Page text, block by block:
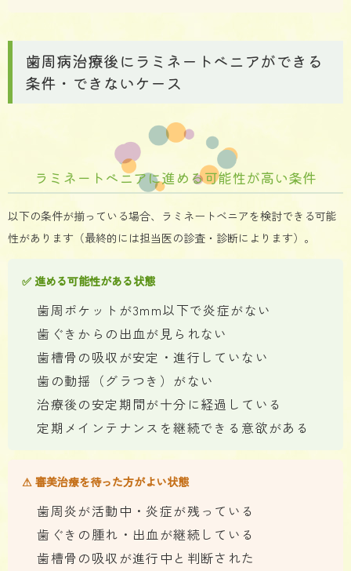
歯周病治療後にラミネートベニアができる
条件・できないケース
ラミネートベニアに進める可能性が高い条件
以下の条件が揃っている場合、ラミネートベニアを検討できる可能
性があります（最終的には担当医の診査・診断によります）。
✅ 進める可能性がある状態
歯周ポケットが3mm以下で炎症がない
歯ぐきからの出血が見られない
歯槽骨の吸収が安定・進行していない
歯の動揺（グラつき）がない
治療後の安定期間が十分に経過している
定期メインテナンスを継続できる意欲がある
⚠ 審美治療を待った方がよい状態
歯周炎が活動中・炎症が残っている
歯ぐきの腫れ・出血が継続している
歯槽骨の吸収が進行中と判断された